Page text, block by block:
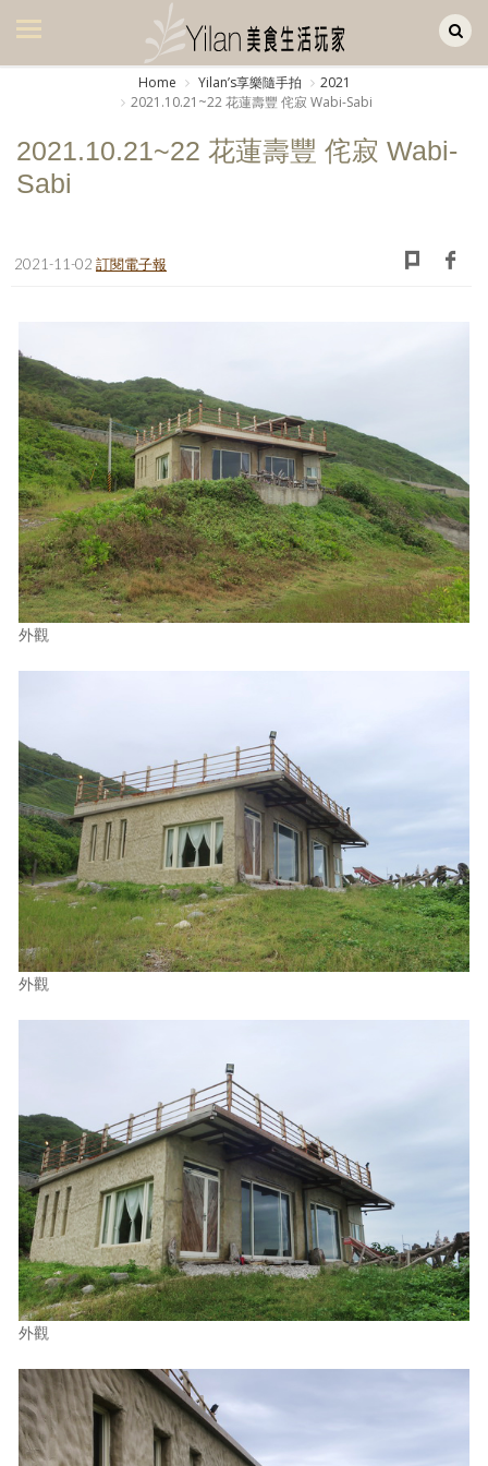
美食集
廚房集
旅遊集
日記簿
餐桌週記
享樂隨手拍
照相簿
影音區
創意出版服務
歷史區
個人著作
活動實況記錄
媒體報導一覽
合作與代言
訂閱電子報
Home Yilanʼs享樂隨手拍
2021
2021.10.21~22 花蓮壽豐 侘寂 Wabi-Sabi
2021.10.21~22 花蓮壽豐 侘寂 Wabi-
Sabi
2021-11-02 訂閱電子報
外觀
外觀
外觀